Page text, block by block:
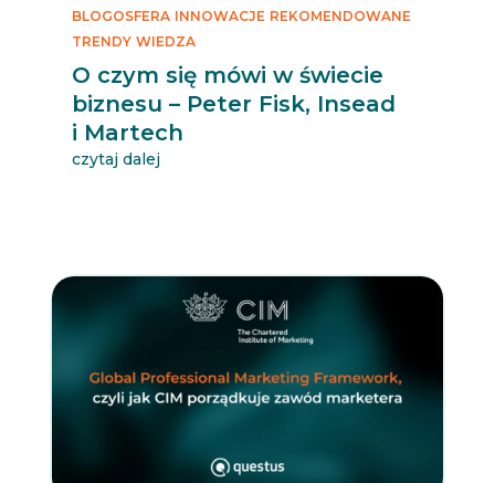
O czym się mówi w świecie
biznesu – Peter Fisk, Insead
i Martech
BLOGOSFERA INNOWACJE REKOMENDOWANE
TRENDY WIEDZA
czytaj dalej